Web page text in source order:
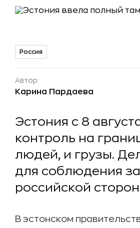
Россия
Автор:
Карина Пардаева
Эстония с 8
контроль на
людей, и грузы.
для соблюдения
российской
В эстонском